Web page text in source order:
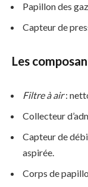
Papillon des gaz
Capteur de
Les
Filtre à air:
Collecteur
Capteur de
aspirée.
Corps de